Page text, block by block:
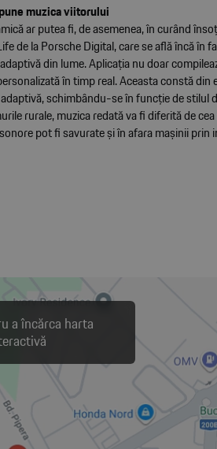
muzica viitorului
ar putea fi, de asemenea, în curând
de la Porsche Digital, care se află încă în
din lume. Aplicația nu doar
în timp real. Aceasta constă
schimbându-se în funcție de stilul
rurale, muzica redată va fi diferită de
pot fi savurate și în afara mașinii
a încărca harta